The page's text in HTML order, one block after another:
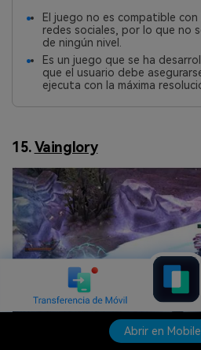
Abrir en
El juego no es compatible
redes sociales, por lo que no
de ningún nivel.
Es un juego que se ha
que el usuario debe
ejecuta con la máxima
15.Vainglory